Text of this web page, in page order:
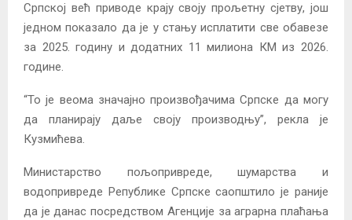
Српској већ приводе крају своју прољетну сјетву, још
једном показало да је у стању исплатити све обавезе
за 2025. годину и додатних 11 милиона КМ из 2026.
године.
“То је веома значајно произвођачима Српске да могу
да планирају даље своју производњу”, рекла је
Кузмићева.
Министарство пољопривреде, шумарства и
водопривреде Републике Српске саопштило је раније
да је данас посредством Агенције за аграрна плаћања